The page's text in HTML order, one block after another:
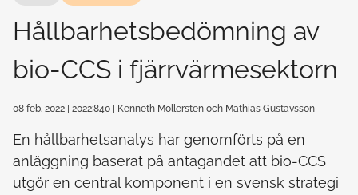
Hållbarhetsbedömning av
bio-CCS i fjärrvärmesektorn
08 feb. 2022 | 2022:840 | Kenneth Möllersten och Mathias Gustavsson
En hållbarhetsanalys har genomförts på en
anläggning baserat på antagandet att bio-CCS
utgör en central komponent i en svensk strategi